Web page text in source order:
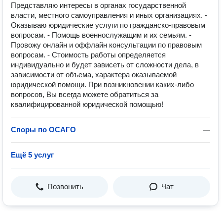
Представляю интересы в органах государственной
власти, местного самоуправления и иных организациях. -
Оказываю юридические услуги по гражданско-правовым
вопросам. - Помощь военнослужащим и их семьям. -
Провожу онлайн и оффлайн консультации по правовым
вопросам. - Стоимость работы определяется
индивидуально и будет зависеть от сложности дела, в
зависимости от объема, характера оказываемой
юридической помощи. При возникновении каких-либо
вопросов, Вы всегда можете обратиться за
квалифицированной юридической помощью!
Споры по ОСАГО —
Ещё 5 услуг
Позвонить Чат